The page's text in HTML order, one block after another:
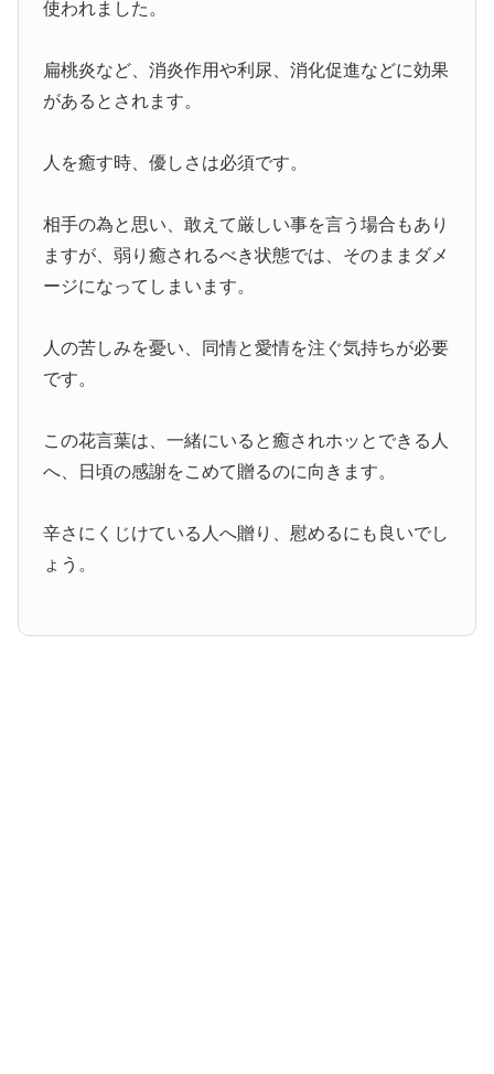
使われました。
扁桃炎など、消炎作用や利尿、消化促進などに効果
があるとされます。
人を癒す時、優しさは必須です。
相手の為と思い、敢えて厳しい事を言う場合もあり
ますが、弱り癒されるべき状態では、そのままダメ
ージになってしまいます。
人の苦しみを憂い、同情と愛情を注ぐ気持ちが必要
です。
この花言葉は、一緒にいると癒されホッとできる人
へ、日頃の感謝をこめて贈るのに向きます。
辛さにくじけている人へ贈り、慰めるにも良いでし
ょう。